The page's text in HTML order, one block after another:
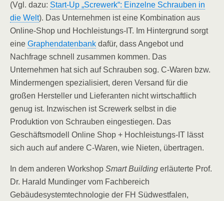
(Vgl. dazu: Start-Up „Screwerk“: Einzelne Schrauben in
die Welt). Das Unternehmen ist eine Kombination aus
Online-Shop und Hochleistungs-IT. Im Hintergrund sorgt
eine Graphendatenbank dafür, dass Angebot und
Nachfrage schnell zusammen kommen. Das
Unternehmen hat sich auf Schrauben sog. C-Waren bzw.
Mindermengen spezialisiert, deren Versand für die
großen Hersteller und Lieferanten nicht wirtschaftlich
genug ist. Inzwischen ist Screwerk selbst in die
Produktion von Schrauben eingestiegen. Das
Geschäftsmodell Online Shop + Hochleistungs-IT lässt
sich auch auf andere C-Waren, wie Nieten, übertragen.
In dem anderen Workshop Smart Building erläuterte Prof.
Dr. Harald Mundinger vom Fachbereich
Gebäudesystemtechnologie der FH Südwestfalen,